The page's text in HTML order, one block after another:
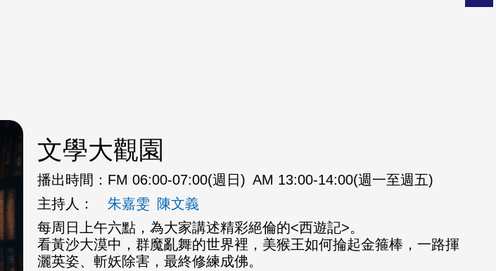
文學大觀園
播出時間： FM 06:00-07:00(週日) AM 13:00-14:00(週一至週五)
主持人：
朱嘉雯 陳文義
每周日上午六點，為大家講述精彩絕倫的<西遊記>。
看黃沙大漠中，群魔亂舞的世界裡，美猴王如何掄起金箍棒，一路揮
灑英姿、斬妖除害，最終修練成佛。